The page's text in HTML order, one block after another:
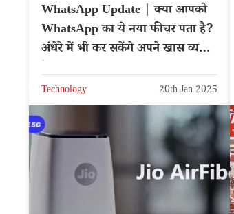
WhatsApp Update | क्या आपको
WhatsApp का ये नया फीचर पता है?
अंधेरे में भी कर सकेंगे अपने खास व्यक्ति
Technology 20th Jan 2025